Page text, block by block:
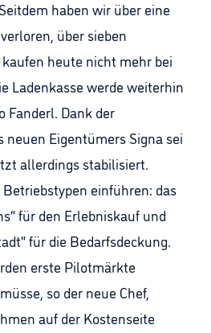
haben wir über eine
über sieben
heute nicht mehr bei
Ladenkasse werde weiterhin
Fanderl. Dank der
Eigentümers Signa sei
allerdings stabilisiert.
einführen: das
für den Erlebniskauf und
für die Bedarfsdeckung.
erste Pilotmärkte
so der neue Chef,
auf der Kostenseite